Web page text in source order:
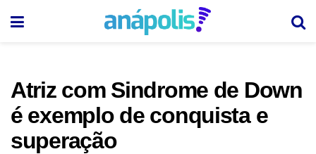
Atriz com Sindrome de Down
é exemplo de conquista e
superação